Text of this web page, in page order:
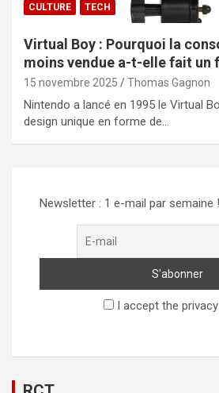
CULTURE TECH
Virtual Boy : Pourquoi la
moins vendue a-t-elle fait un
15 novembre 2025 Thomas Gagnon
Nintendo a lancé en 1995 le Virtual
design unique en forme de…
Newsletter : 1 e-mail par semaine !
I accept the